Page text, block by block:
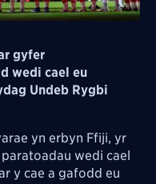
gyfer
wedi cael eu
Undeb Rygbi
yn erbyn Ffiji, yr
wedi cael
y cae a gafodd eu